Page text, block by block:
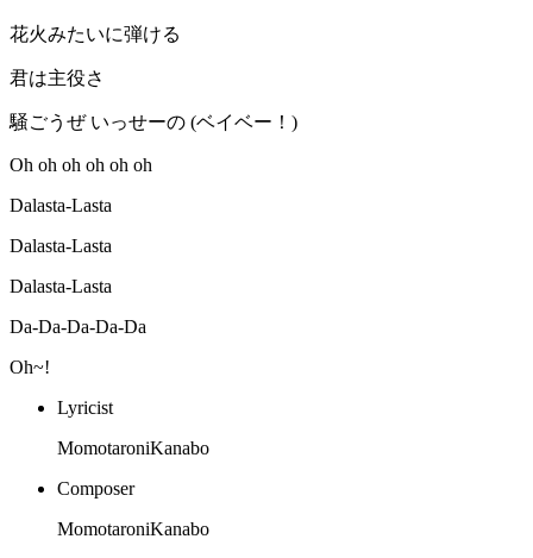
花火みたいに弾ける
君は主役さ
騒ごうぜ いっせーの (ベイベー！)
Oh oh oh oh oh oh
Dalasta-Lasta
Dalasta-Lasta
Dalasta-Lasta
Da-Da-Da-Da-Da
Oh~!
Lyricist
MomotaroniKanabo
Composer
MomotaroniKanabo